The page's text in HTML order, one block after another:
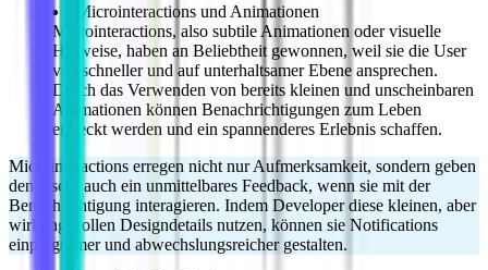
Microinteractions und Animationen
Microinteractions, also subtile Animationen oder visuelle
Hinweise, haben an Beliebtheit gewonnen, weil sie die User
viel schneller und auf unterhaltsamer Ebene ansprechen.
Durch das Verwenden von bereits kleinen und unscheinbaren
Animationen können Benachrichtigungen zum Leben
erweckt werden und ein spannenderes Erlebnis schaffen.
Microinteractions erregen nicht nur Aufmerksamkeit, sondern geben
den Usern auch ein unmittelbares Feedback, wenn sie mit der
Benachrichtigung interagieren. Indem Developer diese kleinen, aber
wirkungsvollen Designdetails nutzen, können sie Notifications
einprägsamer und abwechslungsreicher gestalten.